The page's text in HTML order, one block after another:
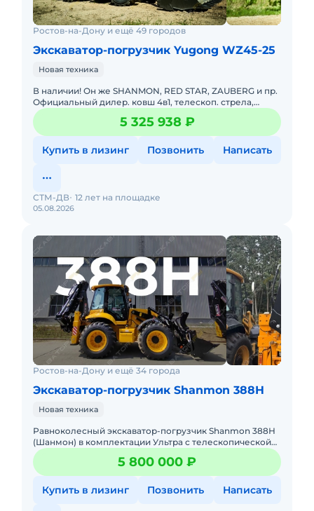
Ростов-на-Дону и ещё 49 городов
Экскаватор-погрузчик Yugong WZ45-25
Новая техника
В наличии! Он же SHANMON, RED STAR, ZAUBERG и пр.
Официальный дилер. ковш 4в1, телескоп. стрела,
быстросъем, ROPS, управление джойстик. Помогу с
доставкой. Не т
5 325 938 ₽
Купить в лизинг Позвонить Написать
05.08.2026
СТМ-ДВ 12 лет на площадке
Ростов-на-Дону и ещё 34 города
Экскаватор-погрузчик Shanmon 388H
Новая техника
Равноколесный экскаватор-погрузчик Shanmon 388Н
(Шанмон) в комплектации Ультра с телескопической
стрелой, мокрыми мостами CARRARO, поршневым
насосом Hangli и ре5 800 000 ₽
Купить в лизинг Позвонить Написать